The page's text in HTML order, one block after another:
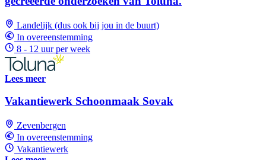
Landelijk (dus ook bij jou in de buurt)
In overeenstemming
8 - 12 uur per week
Lees meer
Vakantiewerk Schoonmaak Sovak
Zevenbergen
In overeenstemming
Vakantiewerk